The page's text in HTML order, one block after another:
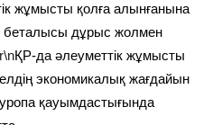
жұмысты қолға алынғанына
беталысы дұрыс жолмен
ҚР-да әлеуметтік жұмысты
экономикалық жағдайын
қауымдастығында